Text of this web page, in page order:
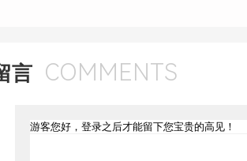
言 COMMENTS